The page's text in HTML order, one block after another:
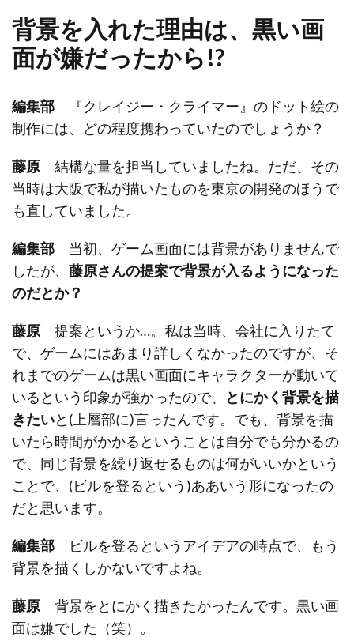
背景を入れた理由は、黒い画
面が嫌だったから!?
編集部 『クレイジー・クライマー』のドット絵の
制作には、どの程度携わっていたのでしょうか？
藤原 結構な量を担当していましたね。ただ、その
当時は大阪で私が描いたものを東京の開発のほうで
も直していました。
編集部 当初、ゲーム画面には背景がありませんで
したが、 藤原さんの提案で背景が入るようになった
のだとか？
藤原 提案というか…。私は当時、会社に入りたて
で、ゲームにはあまり詳しくなかったのですが、そ
れまでのゲームは黒い画面にキャラクターが動いて
いるという印象が強かったので、
とにかく背景を描
きたいと(上層部に)言ったんです。でも、背景を描
いたら時間がかかるということは自分でも分かるの
で、同じ背景を繰り返せるものは何がいいかという
ことで、(ビルを登るという)ああいう形になったの
だと思います。
編集部 ビルを登るというアイデアの時点で、もう
背景を描くしかないですよね。
藤原 背景をとにかく描きたかったんです。黒い画
面は嫌でした（笑）。